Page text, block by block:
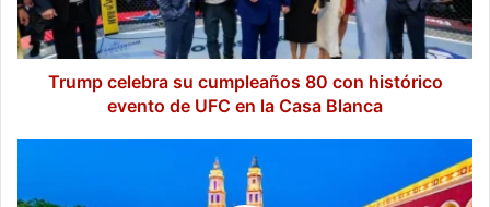
histórico
evento
de
Trump celebra su cumpleaños 80 con histórico
evento de UFC en la Casa Blanca
fachadas